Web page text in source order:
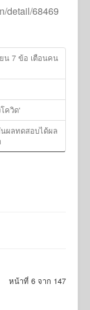
detail/68469
น 7 ข้อ เตือนคน
ควิด'
ผลทดสอบได้ผล
หน้าที่ 6 จาก 147